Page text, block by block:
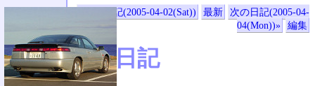
«前の日記(2005-04-02(Sat)) 最新
次の日記(2005-04-
04(Mon))»
編集
SVX日記